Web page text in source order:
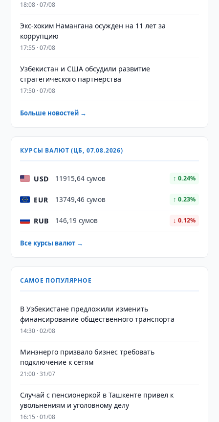
18:08 · 07/08
​​​​​​​Экс-хоким Намангана осужден на 11 лет за
коррупцию
17:55 · 07/08
Узбекистан и США обсудили развитие
стратегического партнерства
17:50 · 07/08
Больше новостей →
КУРСЫ ВАЛЮТ (ЦБ, 07.08.2026)
USD 11915,64 сумов ↑ 0.24%
EUR 13749,46 сумов ↑ 0.23%
RUB 146,19 сумов ↓ 0.12%
Все курсы валют →
САМОЕ ПОПУЛЯРНОЕ
В Узбекистане предложили изменить
финансирование общественного транспорта
14:30 · 02/08
Минэнерго призвало бизнес требовать
подключение к сетям
21:00 · 31/07
Случай с пенсионеркой в Ташкенте привел к
увольнениям и уголовному делу
16:15 · 01/08